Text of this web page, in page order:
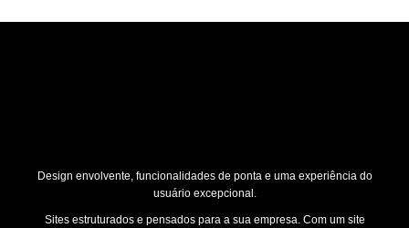
Design envolvente, funcionalidades de ponta e uma experiência do
usuário excepcional.
Sites estruturados e pensados para a sua empresa. Com um site